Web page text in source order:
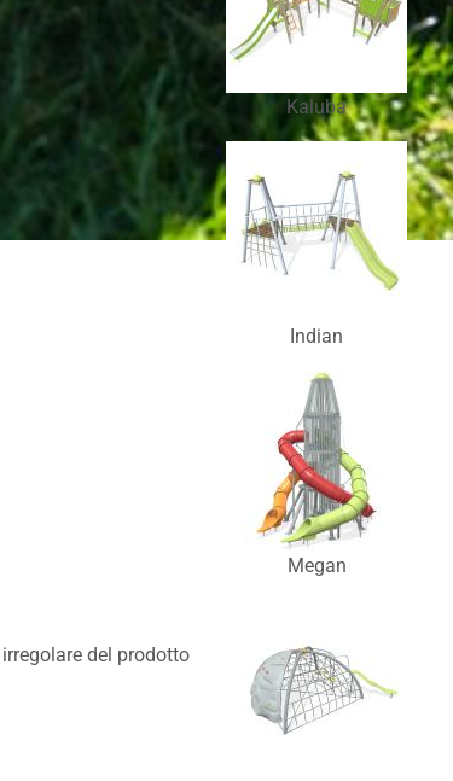
Kaluba
Indian
Megan
del prodotto